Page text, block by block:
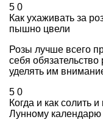
5 0
Как ухаживать за
пышно цвели
Розы лучше всего
себя обязательство
уделять им
5 0
Когда и как солить
Лунному календарю